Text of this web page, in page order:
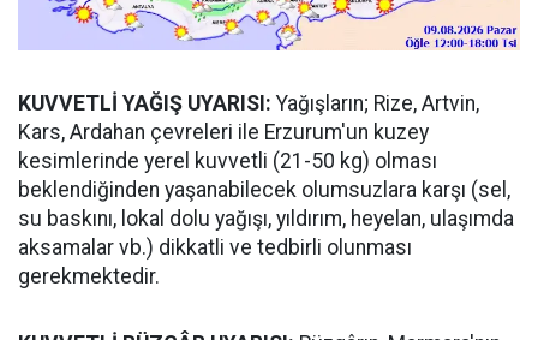
KUVVETLİ YAĞIŞ UYARISI: Yağışların; Rize, Artvin,
Kars, Ardahan çevreleri ile Erzurum'un kuzey
kesimlerinde yerel kuvvetli (21-50 kg) olması
beklendiğinden yaşanabilecek olumsuzlara karşı (sel,
su baskını, lokal dolu yağışı, yıldırım, heyelan, ulaşımda
aksamalar vb.) dikkatli ve tedbirli olunması
gerekmektedir.